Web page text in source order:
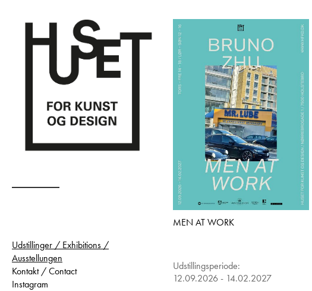
Udstillinger / Exhibitions /
Ausstellungen
Kontakt / Contact
Instagram
MEN AT WORK
Udstillingsperiode:
12.09.2026 - 14.02.2027